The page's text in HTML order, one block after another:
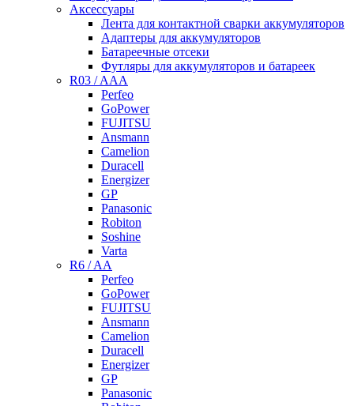
Аксессуары
Лента для контактной сварки аккумуляторов
Адаптеры для аккумуляторов
Батареечные отсеки
Футляры для аккумуляторов и батареек
R03 / AAA
Perfeo
GoPower
FUJITSU
Ansmann
Camelion
Duracell
Energizer
GP
Panasonic
Robiton
Soshine
Varta
R6 / AA
Perfeo
GoPower
FUJITSU
Ansmann
Camelion
Duracell
Energizer
GP
Panasonic